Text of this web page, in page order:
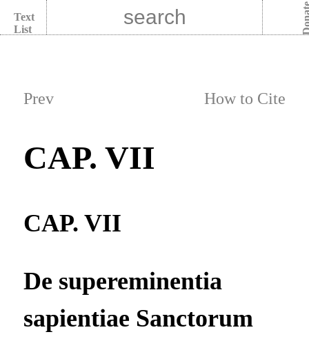
Text
List
Prev How to Cite
CAP. VII
CAP. VII
De supereminentia
sapientiae Sanctorum